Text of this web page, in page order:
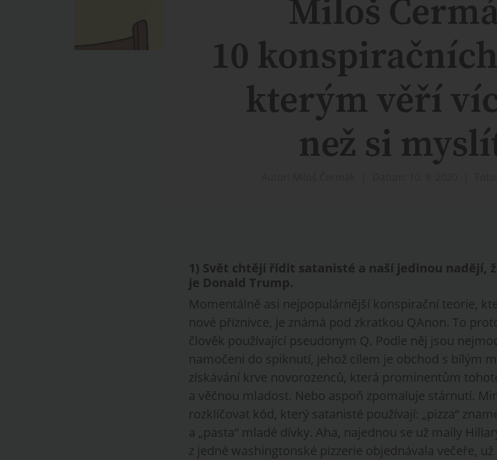
Miloš
10
kterým věří
než si
1) Svět chtějí řídit satanisté a naší jedinou nadějí,
je Donald Trump.
Momentálně asi nejpopulárnější konspirační teorie,
nové příznivce, je známá pod zkratkou QAnon. To
člověk používající pseudonym Q. Podle něj jsou
namočeni do spiknutí, jehož cílem je obchod s bílým
získávání krve novorozenců, která prominentům
a věčnou mladost. Nebo aspoň zpomaluje stárnutí.
rozklíčovat kód, který satanisté používají: „pizza“
a „pasta“ mladé dívky. Aha, najednou se už maily
z jedné washingtonské pizzerie objednávala večeře,